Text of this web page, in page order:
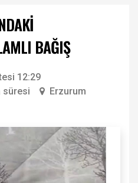
BAĞIŞ
12:29
süresi Erzurum